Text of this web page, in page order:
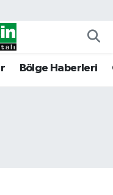
Bölge Haberleri